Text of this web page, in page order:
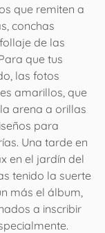
que remiten a
conchas
de las
que tus
las fotos
amarillos, que
arena a orillas
para
Una tarde en
en el jardín del
tenido la suerte
más el álbum,
a inscribir